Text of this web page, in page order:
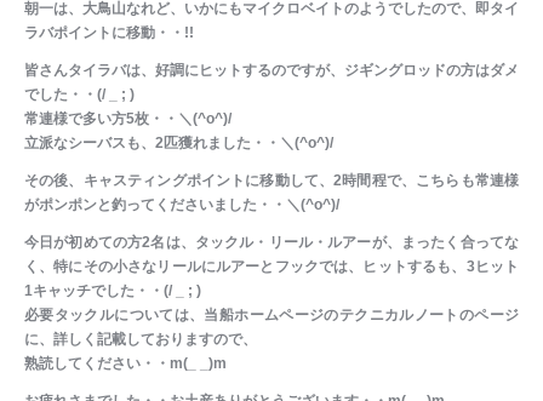
朝一は、大鳥山なれど、いかにもマイクロベイトのようでしたので、即タイ
ラバポイントに移動・・!!
皆さんタイラバは、好調にヒットするのですが、ジギングロッドの方はダメ
でした・・(/ _ ; )
常連様で多い方5枚・・＼(^o^)/
立派なシーバスも、2匹獲れました・・＼(^o^)/
その後、キャスティングポイントに移動して、2時間程で、こちらも常連様
がポンポンと釣ってくださいました・・＼(^o^)/
今日が初めての方2名は、タックル・リール・ルアーが、まったく合ってな
く、特にその小さなリールにルアーとフックでは、ヒットするも、3ヒット
1キャッチでした・・(/ _ ; )
必要タックルについては、当船ホームページのテクニカルノートのページ
に、詳しく記載しておりますので、
熟読してください・・m(_ _)m